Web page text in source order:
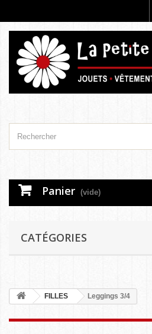
Panier (vide)
CATÉGORIES
FILLES Leggings 3/4